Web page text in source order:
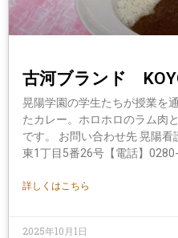
古河ブランド
晃陽学園の学生たちが授業を
たカレー。ホロホロのラム肉
です。 お問い合わせ先 晃陽
東1丁目5番26号【電話】
詳しくはこちら
2025年10月1日